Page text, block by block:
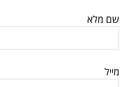
שם מלא
מייל